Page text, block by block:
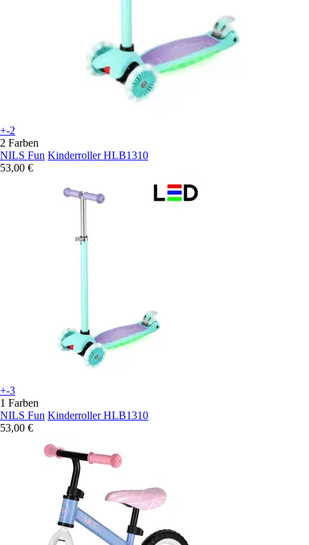
+-2
2 Farben
NILS Fun Kinderroller HLB1310
53,00 €
+-3
1 Farben
NILS Fun Kinderroller HLB1310
53,00 €